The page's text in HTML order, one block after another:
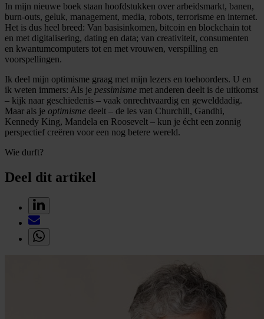
In mijn nieuwe boek staan hoofdstukken over arbeidsmarkt, banen,
burn-outs, geluk, management, media, robots, terrorisme en internet.
Het is dus heel breed: Van basisinkomen, bitcoin en blockchain tot
en met digitalisering, dating en data; van creativiteit, consumenten
en kwantumcomputers tot en met vrouwen, verspilling en
voorspellingen.
Ik deel mijn optimisme graag met mijn lezers en toehoorders. U en
ik weten immers: Als je pessimisme met anderen deelt is de uitkomst
– kijk naar geschiedenis – vaak onrechtvaardig en gewelddadig.
Maar als je optimisme deelt – de les van Churchill, Gandhi,
Kennedy King, Mandela en Roosevelt – kun je écht een zonnig
perspectief creëren voor een nog betere wereld.
Wie durft?
Deel dit artikel